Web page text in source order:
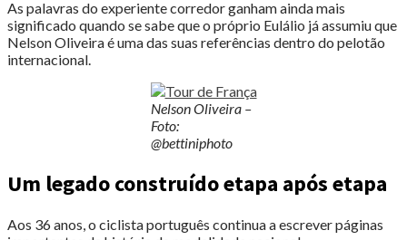
As palavras do experiente corredor ganham ainda mais
significado quando se sabe que o próprio Eulálio já assumiu que
Nelson Oliveira é uma das suas referências dentro do pelotão
internacional.
Nelson Oliveira –
Foto:
@bettiniphoto
Um legado construído etapa após etapa
Aos 36 anos, o ciclista português continua a escrever páginas